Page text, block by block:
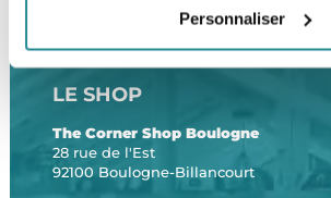
Personnaliser
LE SHOP
The Corner Shop Boulogne
28 rue de l'Est
92100 Boulogne-Billancourt